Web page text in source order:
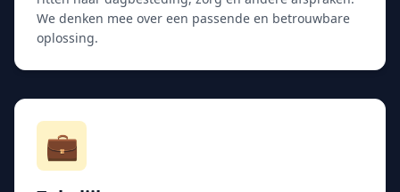
We denken mee over een passende en betrouwbare
oplossing.
💼